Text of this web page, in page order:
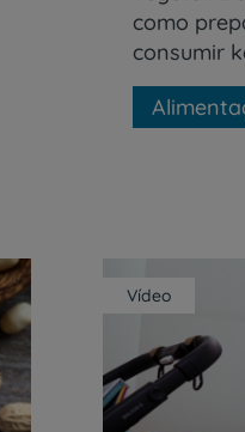
My CUF
Clientes
CUF
como
consumir
Vídeo